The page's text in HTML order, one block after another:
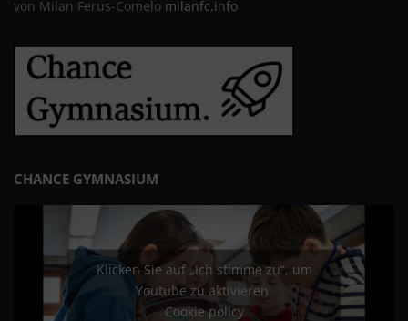
von Milan Ferus-Comelo milanfc.info
CHANCE GYMNASIUM
Klicken Sie auf „Ich stimme zu“, um
Youtube zu aktivieren
Cookie policy